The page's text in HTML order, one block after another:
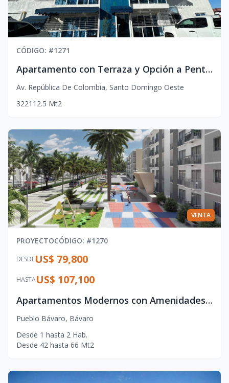
CÓDIGO: #1271
Apartamento con Terraza y Opción a Penthouse en Av. República de Colombia
Av. República De Colombia, Santo Domingo Oeste
322112.5 Mt2
VENTA
PROYECTOCÓDIGO: #1270
DESDEUS$ 79,800
HASTAUS$ 107,100
Apartamentos Modernos con Amenidades Tipo Resort en Punta Cana
Pueblo Bávaro, Bávaro
Desde 1 hasta 2 Hab.
Desde 42 hasta 66 Mt2